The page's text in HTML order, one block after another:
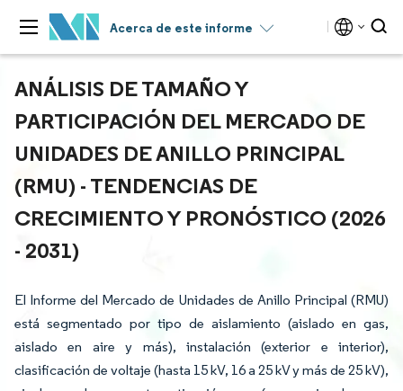
Acerca de este informe
ANÁLISIS DE TAMAÑO Y
PARTICIPACIÓN DEL MERCADO DE
UNIDADES DE ANILLO PRINCIPAL
(RMU) - TENDENCIAS DE
CRECIMIENTO Y PRONÓSTICO (2026
- 2031)
El Informe del Mercado de Unidades de Anillo Principal (RMU)
está segmentado por tipo de aislamiento (aislado en gas,
aislado en aire y más), instalación (exterior e interior),
clasificación de voltaje (hasta 15 kV, 16 a 25 kV y más de 25 kV),